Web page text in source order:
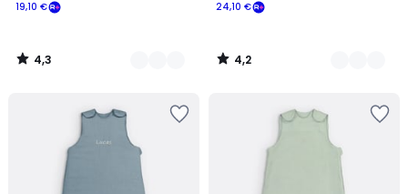
19,10 €
4,3
/
24,10 €
4,2
/